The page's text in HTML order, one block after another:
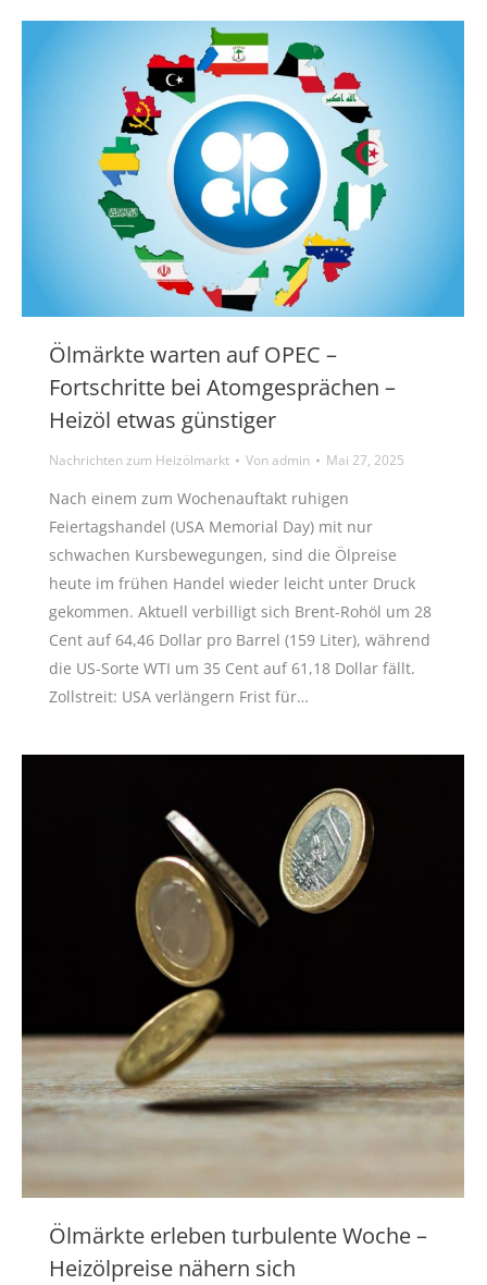
Ölmärkte warten auf OPEC –
Fortschritte bei Atomgesprächen –
Heizöl etwas günstiger
Nachrichten zum Heizölmarkt Vonadmin Mai 27, 2025
Nach einem zum Wochenauftakt ruhigen
Feiertagshandel (USA Memorial Day) mit nur
schwachen Kursbewegungen, sind die Ölpreise
heute im frühen Handel wieder leicht unter Druck
gekommen. Aktuell verbilligt sich Brent-Rohöl um 28
Cent auf 64,46 Dollar pro Barrel (159 Liter), während
die US-Sorte WTI um 35 Cent auf 61,18 Dollar fällt.
Zollstreit: USA verlängern Frist für…
Ölmärkte erleben turbulente Woche –
Heizölpreise nähern sich